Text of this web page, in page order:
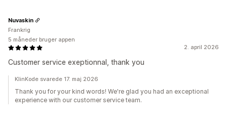
2. april 2026
Customer service exeptionnal, thank you
Nuvaskin
Frankrig
5 måneder bruger appen
KlinKode svarede 17. maj 2026
Thank you for your kind words! We're glad you had an exceptional
experience with our customer service team.